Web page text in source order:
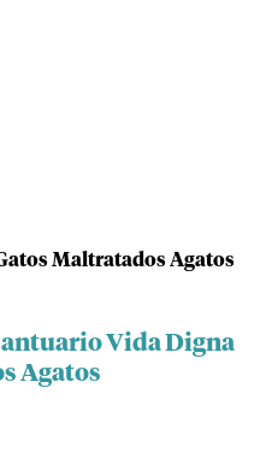
Maltratados Agatos
Vida Digna
Agatos